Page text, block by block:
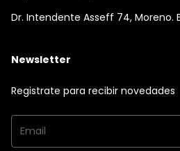
Dr. Intendente Asseff 74, Moreno.
Newsletter
Registrate para recibir novedades